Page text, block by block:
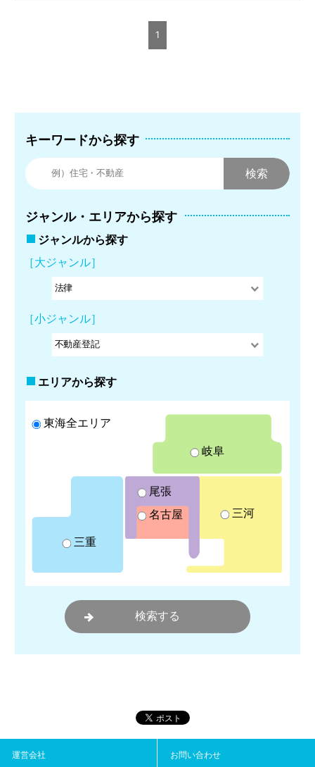
1
キーワードから探す
ジャンル・エリアから探す
ジャンルから探す
［大ジャンル］
［小ジャンル］
エリアから探す
東海全エリア
岐阜
三重
尾張
名古屋
三河
運営会社 お問い合わせ